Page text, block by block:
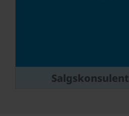
Salgskonsulent